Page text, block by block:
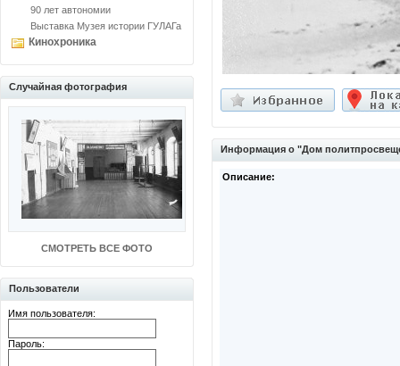
90 лет автономии
Выставка Музея истории ГУЛАГа
Кинохроника
Случайная фотография
СМОТРЕТЬ ВСЕ ФОТО
Пользователи
Имя пользователя:
Пароль:
Информация о "Дом
Описание: